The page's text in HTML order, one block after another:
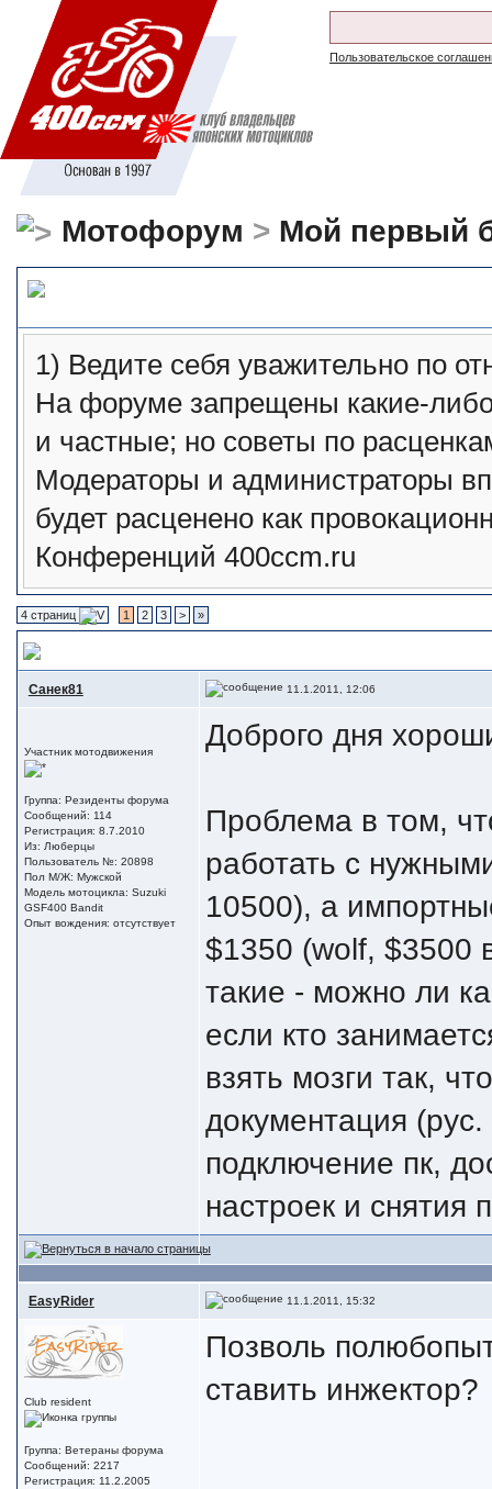
Пользовательское
Мотофорум > Мой первый
1) Ведите себя уважительно по
На форуме запрещены какие-
и частные; но советы по
Модераторы и администраторы
будет расценено как
Конференций 400ccm.ru
4 страниц 1 2 3 > »
Санек81 11.1.2011, 12:06
Участник мотодвижения
Группа: Резиденты форума
Сообщений: 114
Регистрация: 8.7.2010
Из: Люберцы
Пользователь №: 20898
Пол М/Ж: Мужской
Модель мотоцикла: Suzuki
GSF400 Bandit
Опыт вождения: отсутствует
Доброго дня
Проблема в том,
работать с
10500), а
$1350 (wolf, $3500
такие - можно ли
если кто
взять мозги так,
документация
подключение пк,
настроек и снятия
EasyRider 11.1.2011, 15:32
Club resident
Группа: Ветераны форума
Сообщений: 2217
Регистрация: 11.2.2005
Позволь
ставить инжектор?